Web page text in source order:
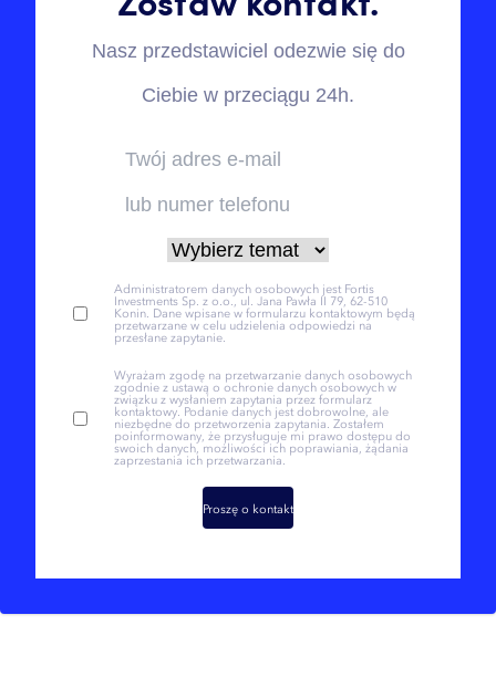
Nasz przedstawiciel odezwie się do
Ciebie w przeciągu 24h.
Administratorem danych osobowych jest Fortis
Investments Sp. z o.o., ul. Jana Pawła II 79, 62-510
Konin. Dane wpisane w formularzu kontaktowym będą
przetwarzane w celu udzielenia odpowiedzi na
przesłane zapytanie.
Wyrażam zgodę na przetwarzanie danych osobowych
zgodnie z ustawą o ochronie danych osobowych w
związku z wysłaniem zapytania przez formularz
kontaktowy. Podanie danych jest dobrowolne, ale
niezbędne do przetworzenia zapytania. Zostałem
poinformowany, że przysługuje mi prawo dostępu do
swoich danych, możliwości ich poprawiania, żądania
zaprzestania ich przetwarzania.
Proszę o kontakt